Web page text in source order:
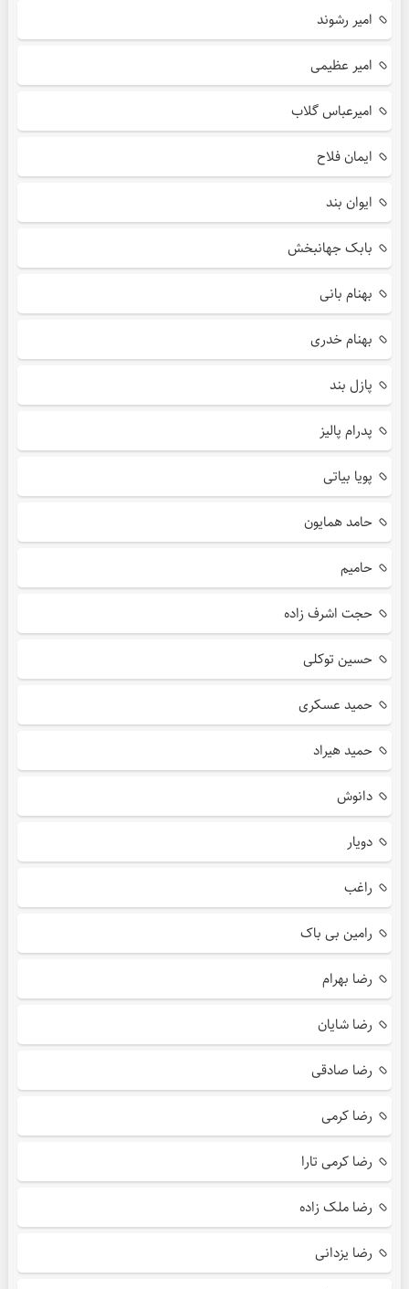
امیر رشوند
امیر عظیمی
امیرعباس گلاب
ایمان فلاح
ایوان بند
بابک جهانبخش
بهنام بانی
بهنام خدری
پازل بند
پدرام پالیز
پویا بیاتی
حامد همایون
حامیم
حجت اشرف زاده
حسین توکلی
حمید عسکری
حمید هیراد
دانوش
دویار
راغب
رامین بی باک
رضا بهرام
رضا شایان
رضا صادقی
رضا کرمی
رضا کرمی تارا
رضا ملک زاده
رضا یزدانی